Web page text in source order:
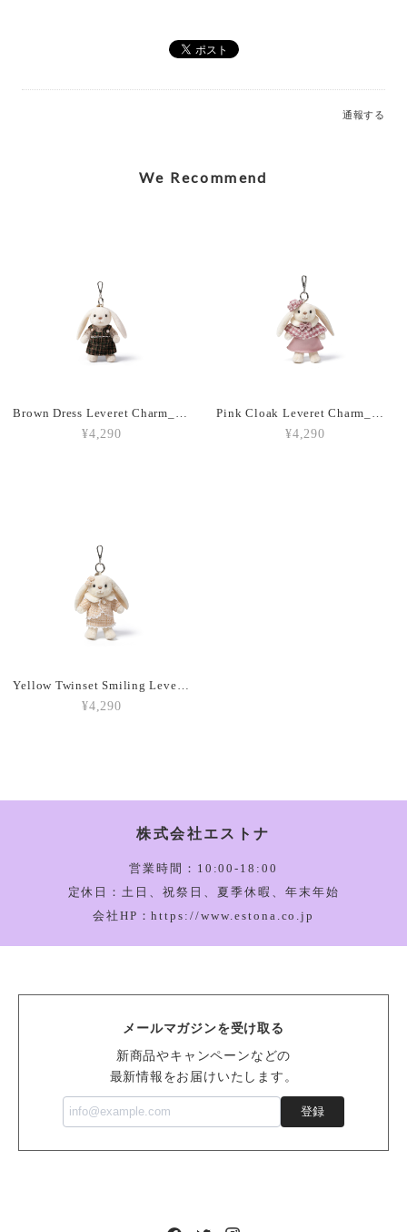
2026/07/12
2026/03/05
2026/03/05
Vivacious Vegetable Pumpkin_VV6PUM
2026/03/05
Sensational Seafood Mussel_SSEA6M
通報する
We Recommend
Brown Dress Leveret Charm_MC600152
¥4,290
Pink Cloak Leveret Charm_MC600150B
¥4,290
Yellow Twinset Smiling Leveret Charm_MC600149
¥4,290
株式会社エストナ
営業時間：10:00-18:00
定休日：土日、祝祭日、夏季休暇、年末年始
会社HP：https://www.estona.co.jp
メールマガジンを受け取る
新商品やキャンペーンなどの
最新情報をお届けいたします。
登録